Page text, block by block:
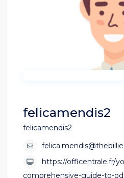
felicamendis2
felicamendis2
https://officentrale.fr/
comprehensive-guide-to-